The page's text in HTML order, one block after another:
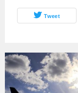
Tweet